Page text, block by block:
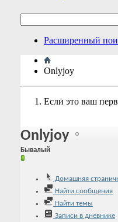
Расширенный
Onlyjoy
Если это ваш
Onlyjoy
Бывалый
Домашняя
Найти сообщения
Найти темы
Записи в дневнике